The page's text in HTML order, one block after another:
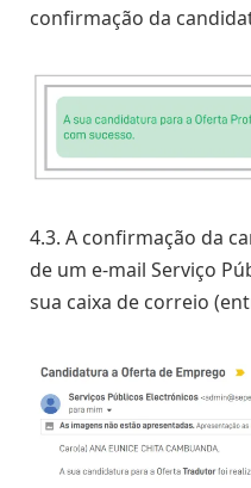
confirmação da
4.3. A confirmação da
de um e-mail Serviço
sua caixa de correio